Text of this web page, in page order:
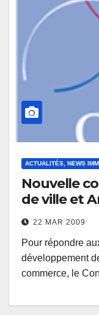
ACTUALITÉS, NEWS
Nouvelle
de ville et
22 MAR 2009
Pour répondre
développement
commerce, le